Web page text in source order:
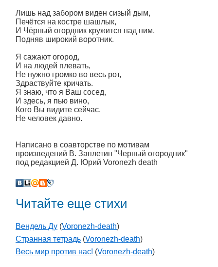
Лишь над забором виден сизый дым,
Печëтся на костре шашлык,
И Чëрный огордник кружится над ним,
Подняв широкий воротник.
Я сажают огород,
И на людей плевать,
Не нужно громко во весь рот,
Здраствуйте кричать.
Я знаю, что я Ваш сосед,
И здесь, я пью вино,
Кого Вы видите сейчас,
Не человек давно.
Написано в соавторстве по мотивам
произведений В. Заплетин "Черный огородник"
под редакцией Д. Юрий Voronezh death
Читайте еще стихи
Вендель Ду (Voronezh-death)
Странная тетрадь (Voronezh-death)
Весь мир против нас! (Voronezh-death)